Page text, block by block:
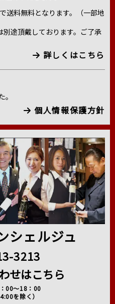
送料無料となります。（一部地
途頂戴しております。ご了承
詳しくはこちら
個人情報保護方針
シェルジュ
3213
せはこちら
00～18：00
を除く）